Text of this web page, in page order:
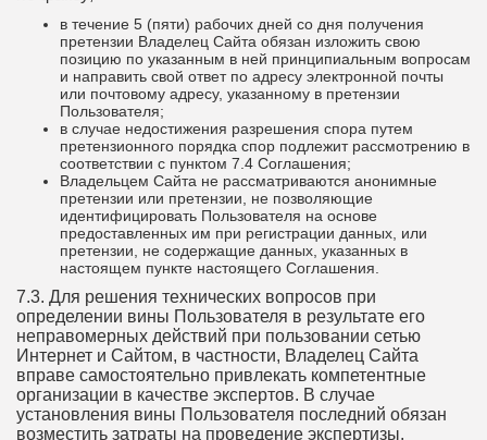
в течение 5 (пяти) рабочих дней со дня получения
претензии Владелец Сайта обязан изложить свою
позицию по указанным в ней принципиальным вопросам
и направить свой ответ по адресу электронной почты
или почтовому адресу, указанному в претензии
Пользователя;
в случае недостижения разрешения спора путем
претензионного порядка спор подлежит рассмотрению в
соответствии с пунктом 7.4 Соглашения;
Владельцем Сайта не рассматриваются анонимные
претензии или претензии, не позволяющие
идентифицировать Пользователя на основе
предоставленных им при регистрации данных, или
претензии, не содержащие данных, указанных в
настоящем пункте настоящего Соглашения.
7.3. Для решения технических вопросов при
определении вины Пользователя в результате его
неправомерных действий при пользовании сетью
Интернет и Сайтом, в частности, Владелец Сайта
вправе самостоятельно привлекать компетентные
организации в качестве экспертов. В случае
установления вины Пользователя последний обязан
возместить затраты на проведение экспертизы.